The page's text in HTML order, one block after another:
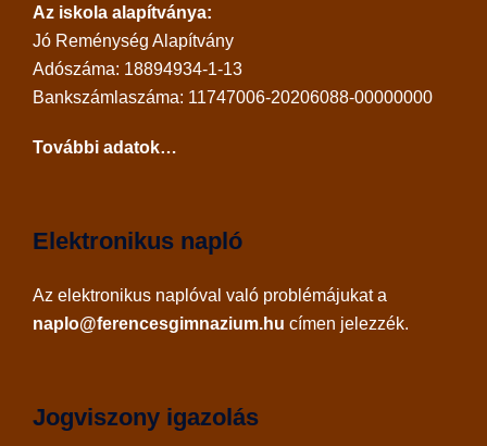
Az iskola alapítványa:
Jó Reménység Alapítvány
Adószáma: 18894934-1-13
Bankszámlaszáma: 11747006-20206088-00000000
További adatok…
Elektronikus napló
Az elektronikus naplóval való problémájukat a
naplo@ferencesgimnazium.hu címen jelezzék.
Jogviszony igazolás